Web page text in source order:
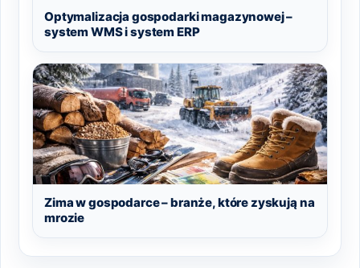
Optymalizacja gospodarki magazynowej –
system WMS i system ERP
Zima w gospodarce – branże, które zyskują na
mrozie